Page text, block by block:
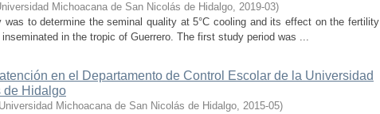
Michoacana de San Nicolás de Hidalgo, 2019-03)
to determine the seminal quality at 5°C cooling and its effect on the fertility
in the tropic of Guerrero. The first study period was ...
en el Departamento de Control Escolar de la Universidad
de Hidalgo
Universidad Michoacana de San Nicolás de Hidalgo, 2015-05)